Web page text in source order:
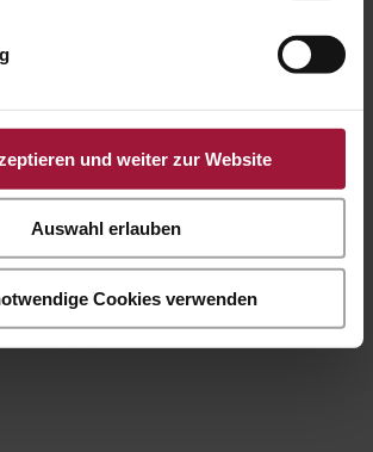
und weiter zur Website
Auswahl erlauben
Cookies verwenden
16:00 Uhr